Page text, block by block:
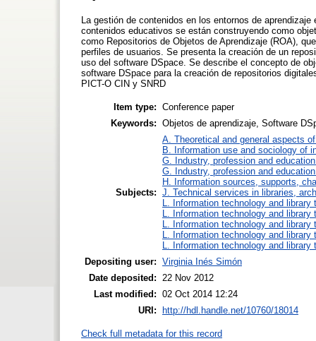
La gestión de contenidos en los entornos de
contenidos educativos se están construyendo como
como Repositorios de Objetos de Aprendizaje (ROA),
perfiles de usuarios. Se presenta la creación de un
uso del software DSpace. Se describe el concepto de
software DSpace para la creación de repositorios
PICT-O CIN y SNRD
Item type: Conference paper
Keywords: Objetos de aprendizaje, Software
Subjects:
A. Theoretical and general aspects
B. Information use and sociology of
G. Industry, profession and
G. Industry, profession and
H. Information sources, supports,
J. Technical services in libraries,
L. Information technology and library
L. Information technology and library
L. Information technology and library
L. Information technology and library
L. Information technology and library
Depositing user: Virginia Inés Simón
Date deposited:
22 Nov 2012
Last modified: 02 Oct 2014 12:24
URI:
http://hdl.handle.net/10760/18014
Check full metadata for this record